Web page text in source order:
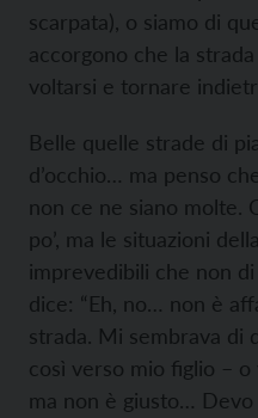
scarpata), o siamo di
accorgono che la
voltarsi e tornare
Belle quelle strade di
d’occhio… ma penso
non ce ne siano molte.
po’, ma le situazioni
imprevedibili che non
dice: “Eh, no… non è
strada. Mi sembrava di
così verso mio figlio –
ma non è giusto… Devo